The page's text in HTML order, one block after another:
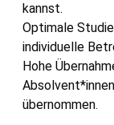
kannst.
Optimale
individuelle
Hohe
übernommen.